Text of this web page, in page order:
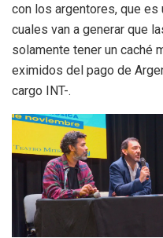
con los argentores, que
cuales van a generar que
solamente tener un caché
eximidos del pago de
cargo INT-.